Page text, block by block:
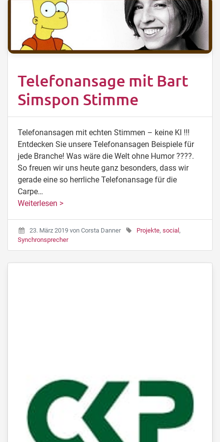
Telefonansage mit Bart
Simspon Stimme
Telefonansagen mit echten Stimmen – keine KI !!!
Entdecken Sie unsere Telefonansagen Beispiele für
jede Branche! Was wäre die Welt ohne Humor ????.
So freuen wir uns heute ganz besonders, dass wir
gerade eine so herrliche Telefonansage für die
Carpe…
Weiterlesen >
23. März 2019 von Corsta Danner Projekte, social,
Synchronsprecher